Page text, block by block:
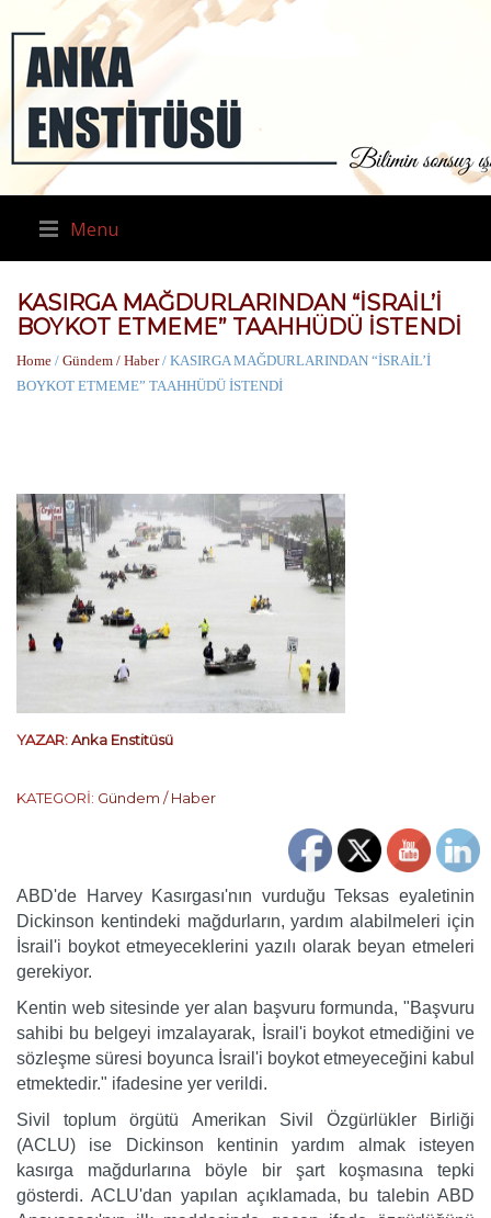
Menu
KASIRGA MAĞDURLARINDAN “İSRAİL’İ
BOYKOT ETMEME” TAAHHÜDÜ İSTENDİ
Home / Gündem / Haber/ KASIRGA MAĞDURLARINDAN “İSRAİL’İ
BOYKOT ETMEME” TAAHHÜDÜ İSTENDİ
YAZAR:Anka Enstitüsü
KATEGORİ: Gündem / Haber
ABD'de Harvey Kasırgası'nın vurduğu Teksas eyaletinin
Dickinson kentindeki mağdurların, yardım alabilmeleri için
İsrail'i boykot etmeyeceklerini yazılı olarak beyan etmeleri
gerekiyor.
Kentin web sitesinde yer alan başvuru formunda, "Başvuru
sahibi bu belgeyi imzalayarak, İsrail'i boykot etmediğini ve
sözleşme süresi boyunca İsrail'i boykot etmeyeceğini kabul
etmektedir." ifadesine yer verildi.
Sivil toplum örgütü Amerikan Sivil Özgürlükler Birliği
(ACLU) ise Dickinson kentinin yardım almak isteyen
kasırga mağdurlarına böyle bir şart koşmasına tepki
gösterdi. ACLU'dan yapılan açıklamada, bu talebin ABD